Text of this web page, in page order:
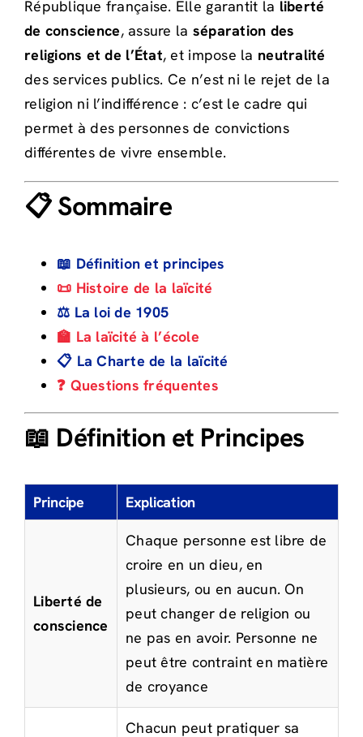
République française. Elle garantit la liberté
de conscience, assure la séparation des
religions et de l’État, et impose la neutralité
des services publics. Ce n’est ni le rejet de la
religion ni l’indifférence : c’est le cadre qui
permet à des personnes de convictions
différentes de vivre ensemble.
📋 Sommaire
📖 Définition et principes
📜 Histoire de la laïcité
⚖️ La loi de 1905
🏫 La laïcité à l’école
📋 La Charte de la laïcité
❓ Questions fréquentes
📖 Définition et Principes
Principe Explication
Liberté de
conscience
Chaque personne est libre de
croire en un dieu, en
plusieurs, ou en aucun. On
peut changer de religion ou
ne pas en avoir. Personne ne
peut être contraint en matière
de croyance
Chacun peut pratiquer sa